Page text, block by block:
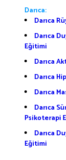
Darıca:
Darıca
Darıca
Eğitimi
Darıca
Darıca
Darıca
Darıca
Psikoterapi
Darıca
Eğitimi